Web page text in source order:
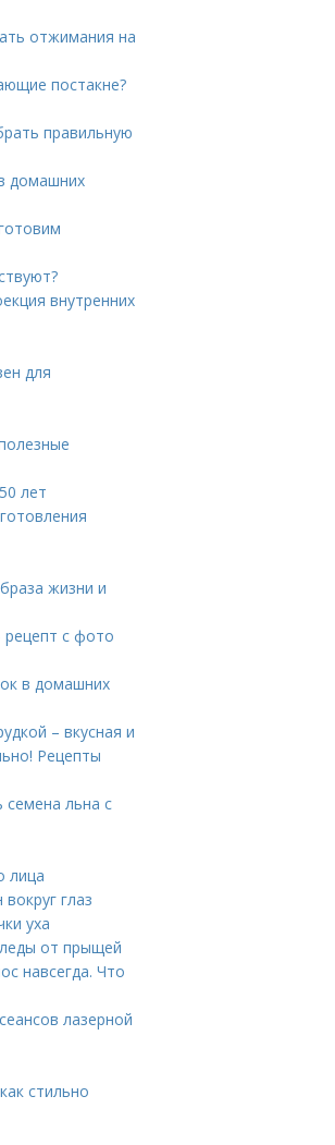
отжимания на
постакне?
правильную
домашних
внутренних
для
лет
жизни и
с фото
в домашних
– вкусная и
Рецепты
семена льна с
лица
глаз
уха
от прыщей
навсегда. Что
лазерной
стильно